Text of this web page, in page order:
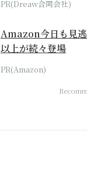
PR(Dreaw合同会社)
Amazon今日も見
以上が続々登場
PR(Amazon)